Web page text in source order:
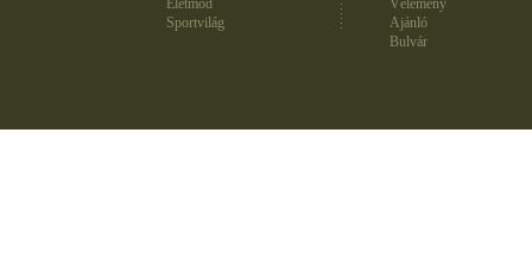
Életmód
Sportvilág
Vélemény
Ajánló
Bulvár